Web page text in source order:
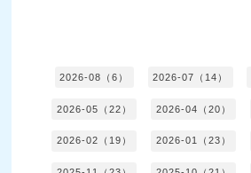
2026-08（6） 2026-07（14）
2026-05（22） 2026-04（20）
2026-02（19） 2026-01（23）